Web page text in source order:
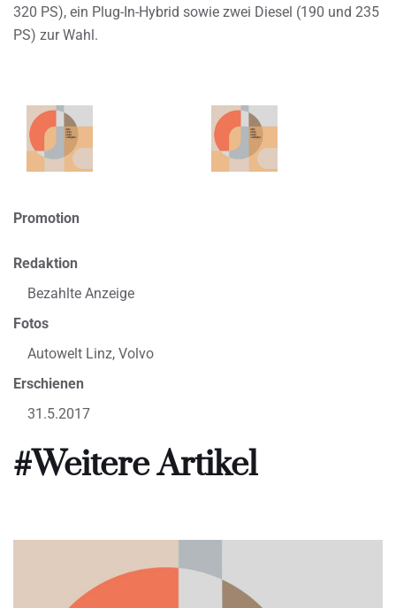
320 PS), ein Plug-In-Hybrid sowie zwei Diesel (190 und 235
PS) zur Wahl.
Promotion
Redaktion
Bezahlte Anzeige
Fotos
Autowelt Linz, Volvo
Erschienen
31.5.2017
#Weitere Artikel